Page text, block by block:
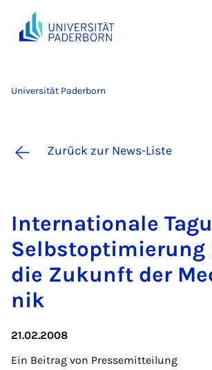
Universität Paderborn
Zurück zur News-Liste
In­ter­na­ti­o­na­le
Selbst­op­ti­mie­rung
die Zu­kunft der
nik
21.02.2008
Ein Beitrag von Pressemitteilung